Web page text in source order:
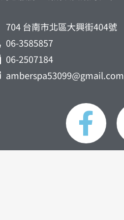
704 台南市北區大興街404號
06-3585857
06-2507184
amberspa53099@gmail.com
F
a
c